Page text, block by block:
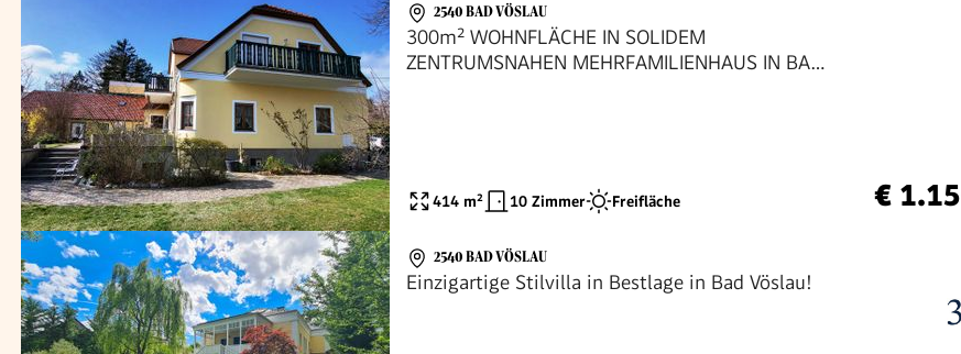
2540 BAD VÖSLAU
300m² WOHNFLÄCHE IN SOLIDEM
ZENTRUMSNAHEN MEHRFAMILIENHAUS IN BAD
414 m² 10 Zimmer Freifläche €
2540 BAD VÖSLAU
Einzigartige Stilvilla in Bestlage in Bad Vöslau!